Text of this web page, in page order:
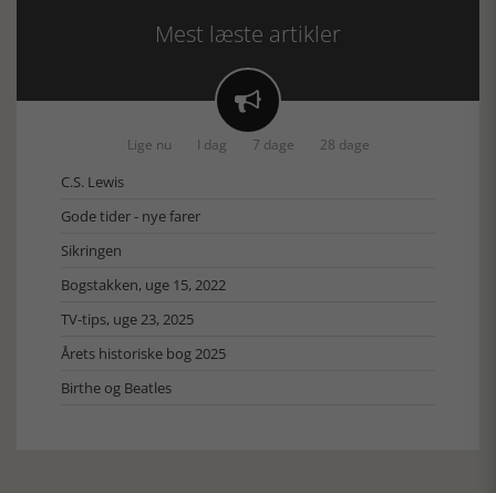
Mest læste artikler

Lige nu I dag 7 dage 28 dage
C.S. Lewis
Gode tider - nye farer
Sikringen
Bogstakken, uge 15, 2022
TV-tips, uge 23, 2025
Årets historiske bog 2025
Birthe og Beatles